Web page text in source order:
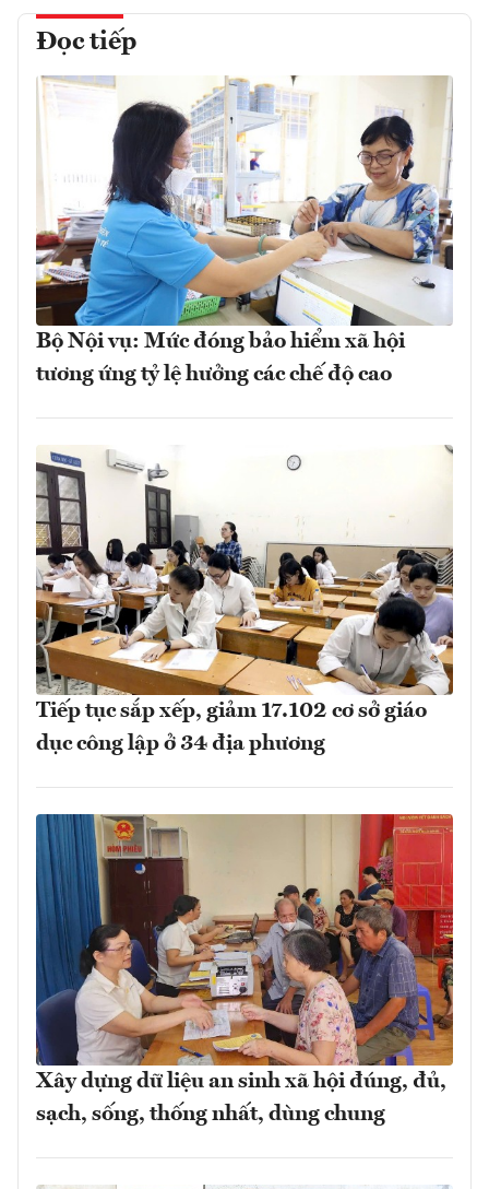
Đọc tiếp
Bộ Nội vụ: Mức đóng bảo hiểm xã hội
tương ứng tỷ lệ hưởng các chế độ cao
Tiếp tục sắp xếp, giảm 17.102 cơ sở giáo
dục công lập ở 34 địa phương
Xây dựng dữ liệu an sinh xã hội đúng, đủ,
sạch, sống, thống nhất, dùng chung